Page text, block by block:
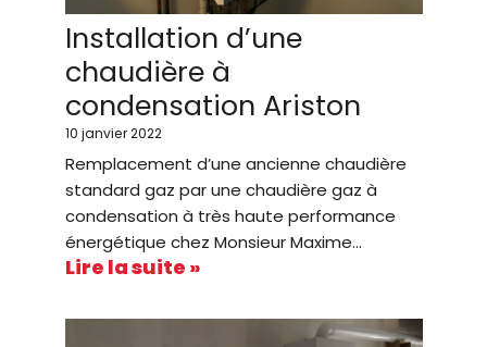
Installation d’une
chaudière à
condensation Ariston
10 janvier 2022
Remplacement d’une ancienne chaudière
standard gaz par une chaudière gaz à
condensation à très haute performance
énergétique chez Monsieur Maxime…
Lire la suite »